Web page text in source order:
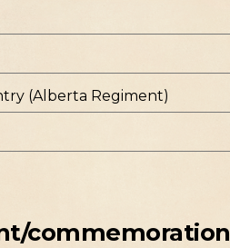
(Alberta Regiment)
commemoration